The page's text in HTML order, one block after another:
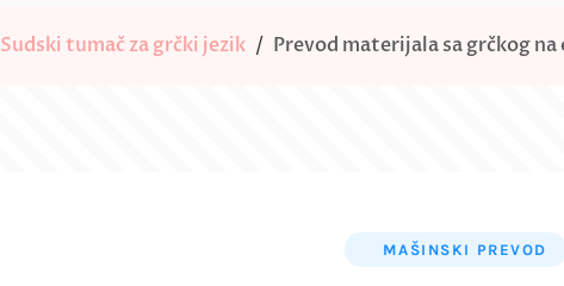
Sudski tumač za grčki jezik Prevod materijala sa grčkog
MAŠINSKI PREVOD